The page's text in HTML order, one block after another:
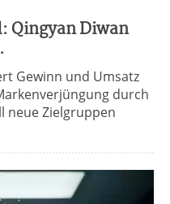
Qingyan Diwan
Gewinn und Umsatz
durch
neue Zielgruppen